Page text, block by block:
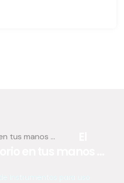
Instrumentos para uso